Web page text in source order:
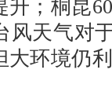
；桐昆
天气对
环境仍